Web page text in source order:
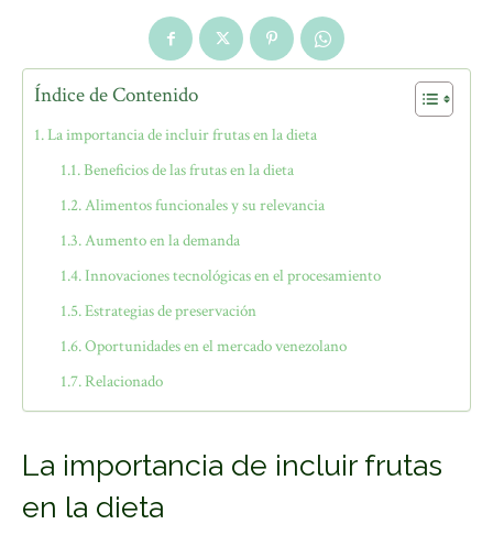
Índice de Contenido
La importancia de incluir frutas en la dieta
Beneficios de las frutas en la dieta
Alimentos funcionales y su relevancia
Aumento en la demanda
Innovaciones tecnológicas en el procesamiento
Estrategias de preservación
Oportunidades en el mercado venezolano
Relacionado
La importancia de incluir frutas
en la dieta